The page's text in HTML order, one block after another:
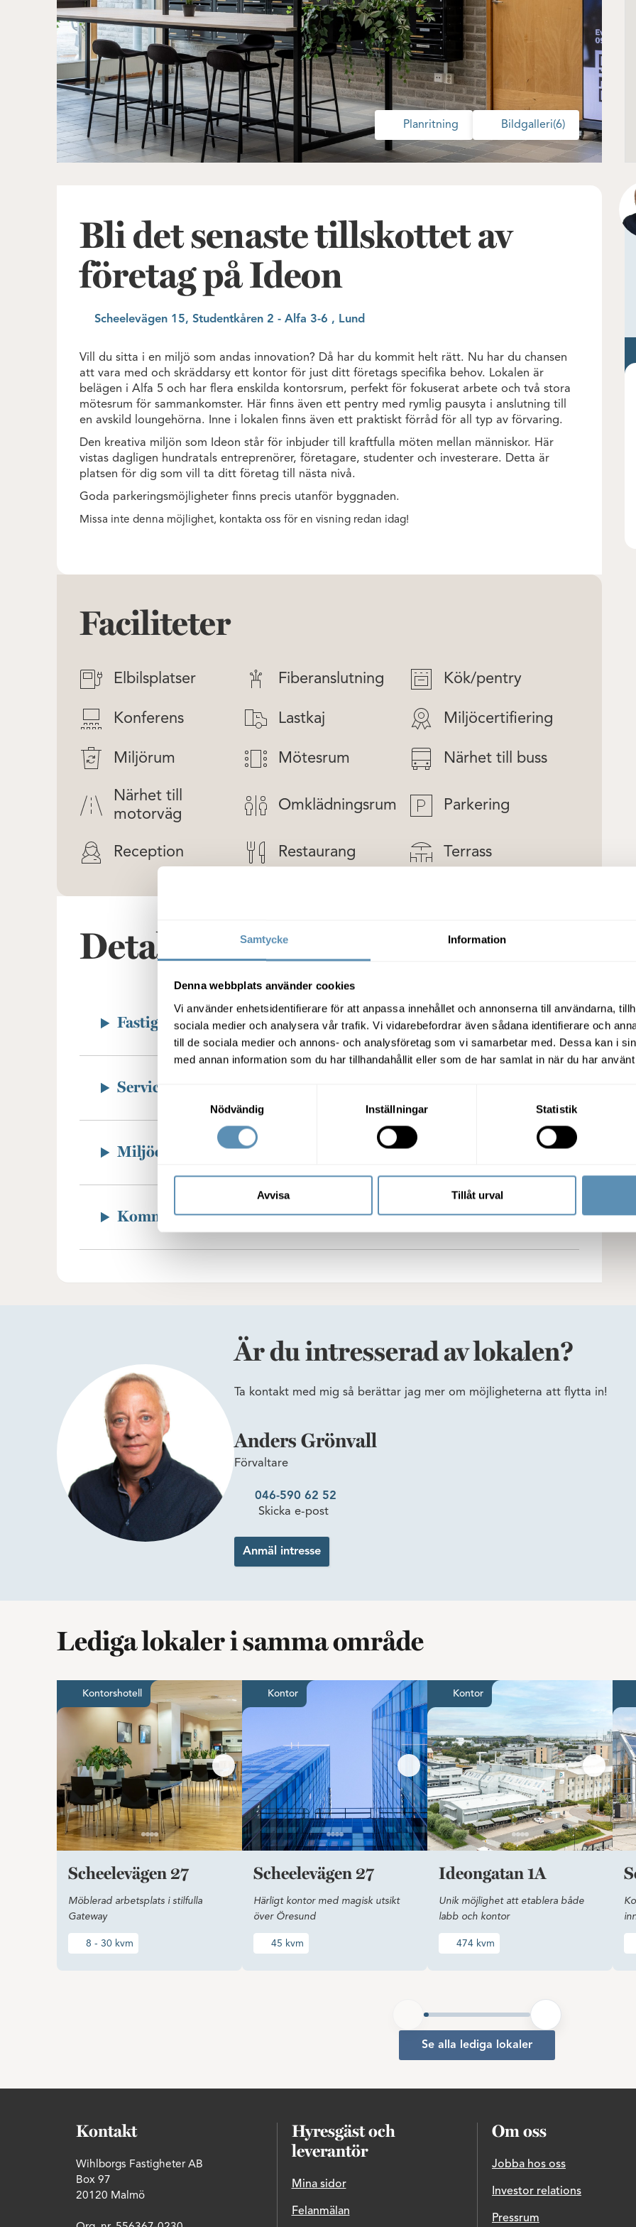
Samtycke Information
Denna webbplats använder cookies
Vi använder enhetsidentifierare för att anpassa innehållet och annonserna till användarna,
sociala medier och analysera vår trafik. Vi vidarebefordrar även sådana identifierare och
till de sociala medier och annons- och analysföretag som vi samarbetar med. Dessa kan i
med annan information som du har tillhandahållit eller som de har samlat in när du har
Samtyckesval
Nödvändig
Inställningar Statistik
Avvisa Tillåt urval
Planritning Bildgalleri(6)
Bli det senaste tillskottet av
företag på Ideon
Scheelevägen 15, Studentkåren 2 - Alfa 3-6 , Lund
Vill du sitta i en miljö som andas innovation? Då har du kommit helt rätt. Nu har du chansen
att vara med och skräddarsy ett kontor för just ditt företags specifika behov. Lokalen är
belägen i Alfa 5 och har flera enskilda kontorsrum, perfekt för fokuserat arbete och två stora
mötesrum för sammankomster. Här finns även ett pentry med rymlig pausyta i anslutning till
en avskild loungehörna. Inne i lokalen finns även ett praktiskt förråd för all typ av förvaring.
Den kreativa miljön som Ideon står för inbjuder till kraftfulla möten mellan människor. Här
vistas dagligen hundratals entreprenörer, företagare, studenter och investerare. Detta är
platsen för dig som vill ta ditt företag till nästa nivå.
Goda parkeringsmöjligheter finns precis utanför byggnaden.
Missa inte denna möjlighet, kontakta oss för en visning redan idag!
Faciliteter
Elbilsplatser Fiberanslutning Kök/pentry
Konferens Lastkaj Miljöcertifiering
Miljörum Mötesrum Närhet till buss
Närhet till
motorväg
Omklädningsrum Parkering
Reception Restaurang Terrass
Detaljer om lokalen
Fastigheten
Service
Miljöcertifiering
Kommunikation
Är du intresserad av lokalen?
Ta kontakt med mig så berättar jag mer om möjligheterna att flytta in!
Anders Grönvall
Förvaltare
046-590 62 52
Skicka e-post
Anmäl intresse
Lediga lokaler i samma område
Möblerad arbetsplats i stilfulla Gateway
Kontorshotell
Scheelevägen 27
Möblerad arbetsplats i stilfulla
Gateway
8 - 30 kvm
Härligt kontor med magisk utsikt över Öresund
Kontor
Scheelevägen 27
Härligt kontor med magisk utsikt
över Öresund
45 kvm
Unik möjlighet att
Kontor
Ideongatan 1A
Unik möjlighet att etablera både
labb och kontor
474 kvm
Se alla lediga lokaler
Kontakt
Wihlborgs Fastigheter AB
Box 97
20120 Malmö
Hyresgäst och
leverantör
Mina sidor
Felanmälan
Om oss
Jobba hos oss
Investor relations
Pressrum